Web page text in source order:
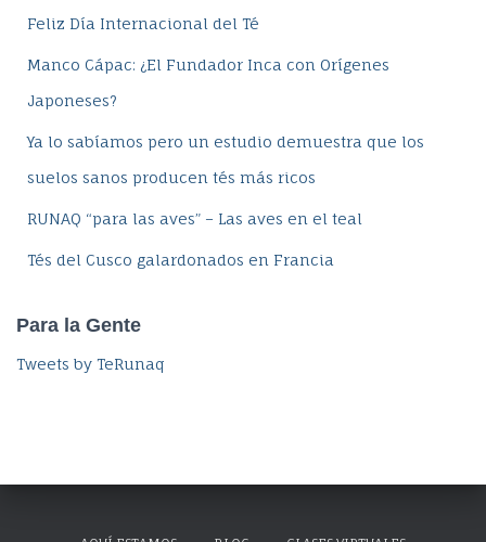
entradas
Feliz Día Internacional del Té
Manco Cápac: ¿El Fundador Inca con Orígenes
Japoneses?
Ya lo sabíamos pero un estudio demuestra que los
suelos sanos producen tés más ricos
RUNAQ “para las aves” – Las aves en el teal
Tés del Cusco galardonados en Francia
Para la Gente
Tweets by TeRunaq